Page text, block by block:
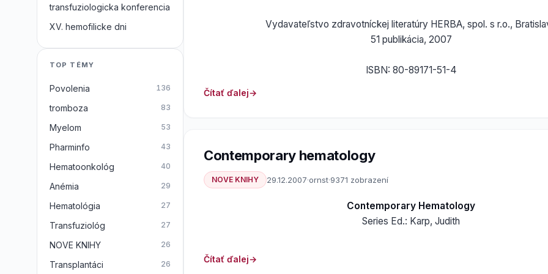
Vydavateľstvo zdravotníckej literatúry HERBA, spol. s r.o.,
51 publikácia, 2007
ISBN: 80-89171-51-4
Čítať ďalej
Contemporary hematology
NOVE KNIHY 29.12.2007·ornst·9371 zobrazení
Contemporary Hematology
Series Ed.: Karp, Judith
Čítať ďalej
transfuziologicka konferencia
XV. hemofilicke dni
TOP TÉMY
Povolenia 136
tromboza 83
Myelom 53
Pharminfo 43
Hematoonkológ 40
Anémia 29
Hematológia 27
Transfuziológ 27
NOVE KNIHY 26
Transplantáci 26